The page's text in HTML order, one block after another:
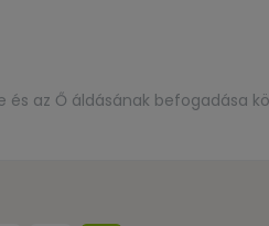
az Ő áldásának befogadása